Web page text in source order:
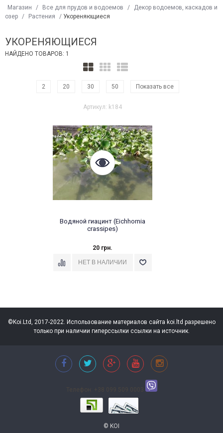
Магазин / Все для прудов и водоемов /
Декор водоемов, каскадов и
озер / Растения / Укореняющиеся
УКОРЕНЯЮЩИЕСЯ
НАЙДЕНО ТОВАРОВ: 1
2 20 30 50 Показать все
Артикул: k184
Водяной гиацинт (Eichhоrnia
crаssipes)
20 грн.
©Koi.Ltd, 2017-2022. Использование материалов сайта koi.ltd разрешено
только при наличии гиперссылки ссылки на источник.
Телефон: +38 099 509 0003
© KOI